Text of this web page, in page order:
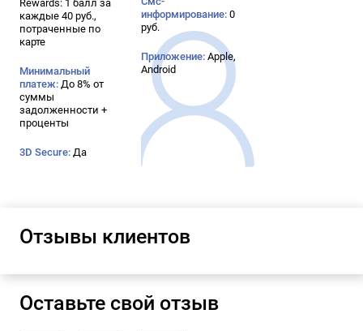
Rewards: 1 балл за
каждые 40 руб.,
потраченные по
карте
Минимальный
платеж: До 8% от
суммы
задолженности +
проценты
3D Secure: Да
информирование: 0
руб.
Приложение: Apple,
Android
Отзывы клиентов
Оставьте свой отзыв